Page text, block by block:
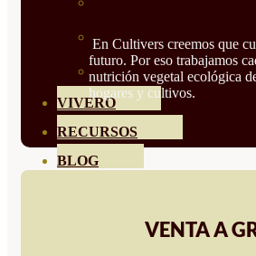
ROSALES
GERANIOS
VIVERO
RECURSOS
BLOG
En Cultivers creemos que
futuro. Por eso trabajamos
nutrición vegetal ecológica
hogares y cultivos.
VENTA A